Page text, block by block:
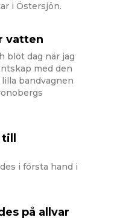
i Östersjön.
vatten
blöt dag när jag
med den
bandvagnen
i första hand i
på allvar